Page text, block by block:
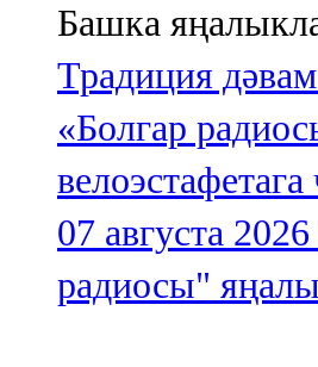
Башка
Традиция
«Болгар
07 августа 2026
радиосы"